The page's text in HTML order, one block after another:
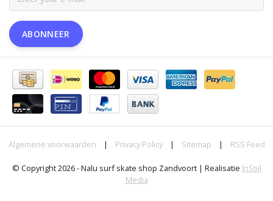
ABONNEER
Algemene voorwaarden | Privacy Policy | Sitemap | RSS Feed
© Copyright 2026 - Nalu surf skate shop Zandvoort | Realisatie InStijl
Media